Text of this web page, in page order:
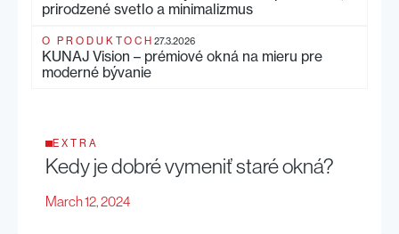
prirodzené svetlo a minimalizmus
O PRODUKTOCH 27.3.2026
KUNAJ Vision – prémiové okná na mieru pre
moderné bývanie
EXTRA
Kedy je dobré vymeniť staré okná?
March 12, 2024